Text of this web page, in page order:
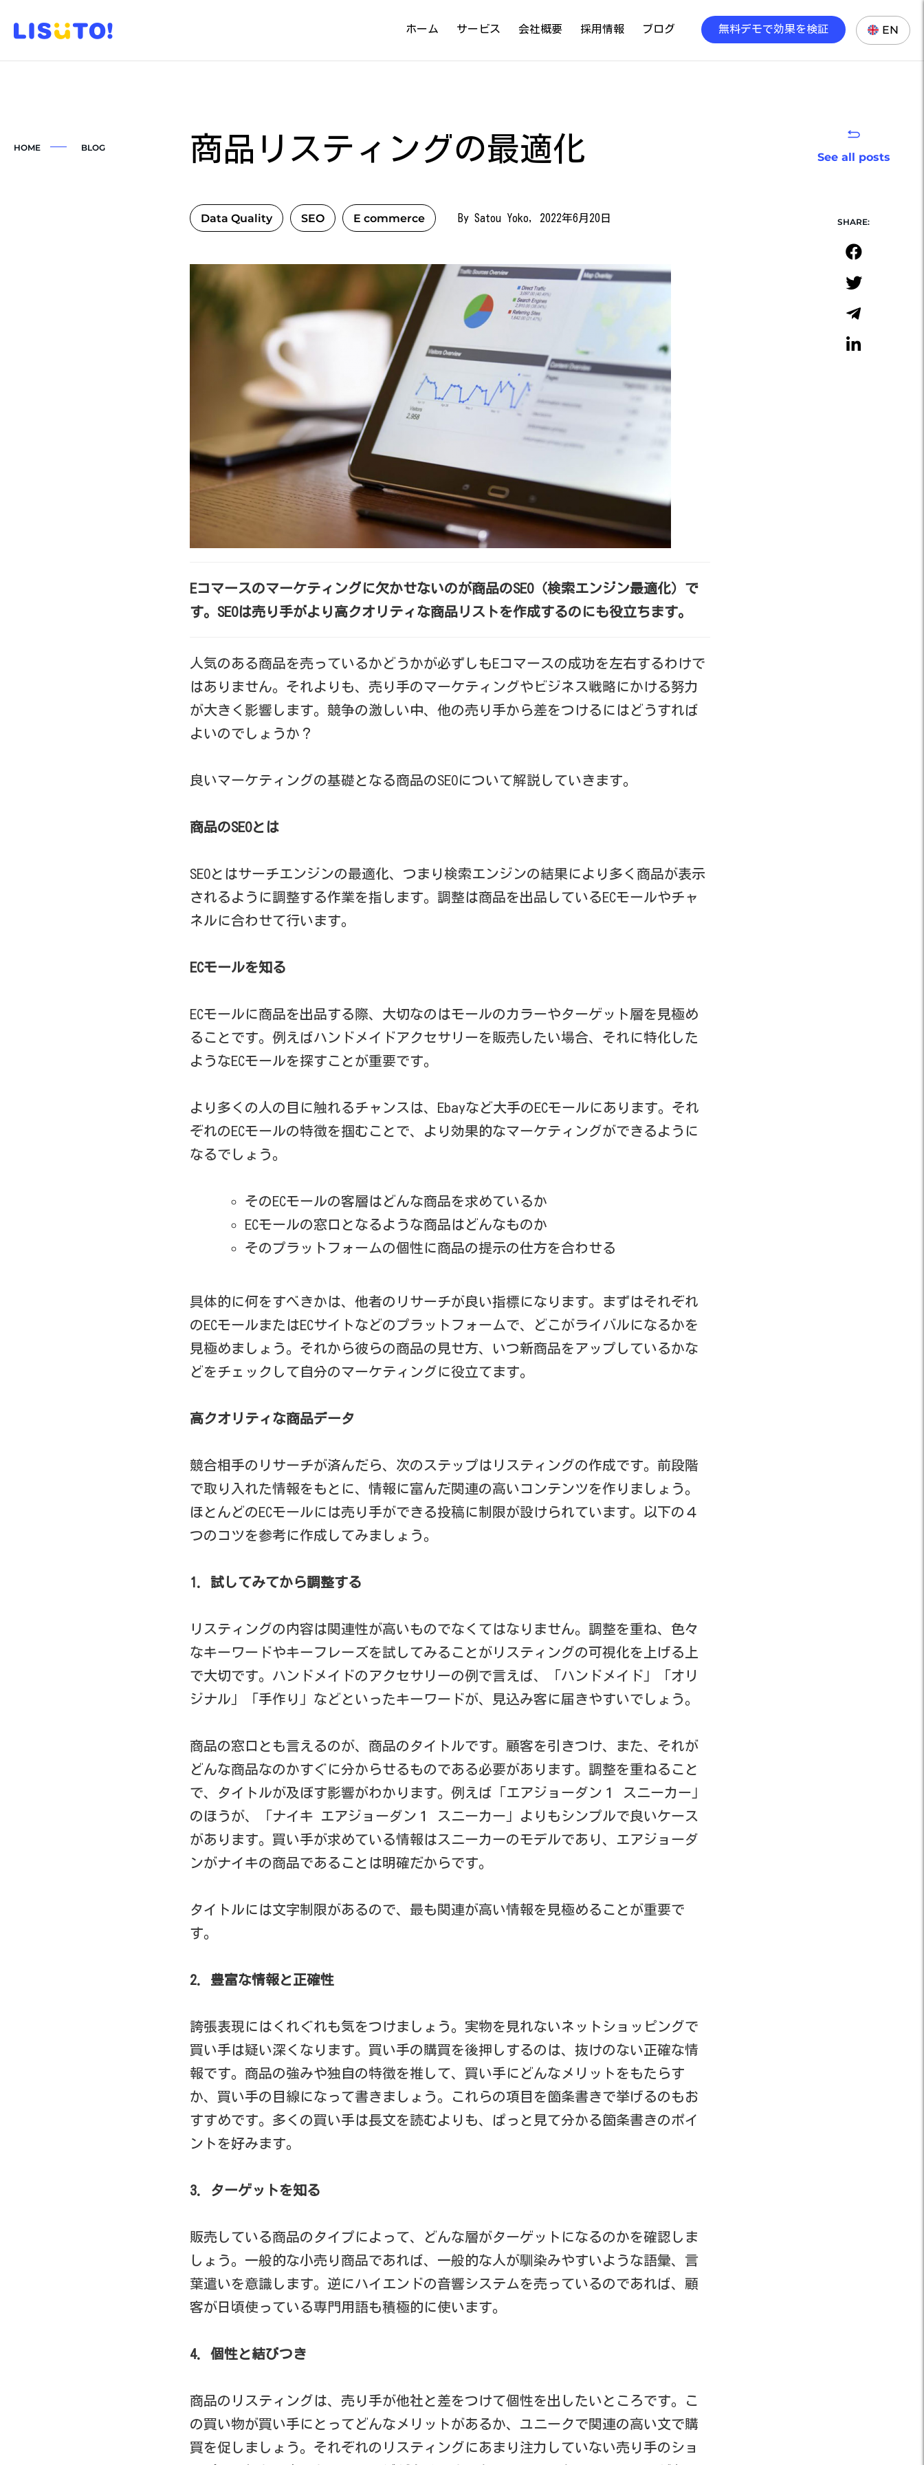
ホーム サービス 会社概要 採用情報 ブログ 無料デモで効果を検証 EN
HOME BLOG 商品リスティングの最適化
Data Quality SEO E commerce By Satou Yoko, 2022年6月20日
Eコマースのマーケティングに欠かせないのが商品のSEO（検索エンジン最適化）で
す。SEOは売り手がより高クオリティな商品リストを作成するのにも役立ちます。
人気のある商品を売っているかどうかが必ずしもEコマースの成功を左右するわけで
はありません。それよりも、売り手のマーケティングやビジネス戦略にかける努力
が大きく影響します。競争の激しい中、他の売り手から差をつけるにはどうすれば
よいのでしょうか？
良いマーケティングの基礎となる商品のSEOについて解説していきます。
商品のSEOとは
SEOとはサーチエンジンの最適化、つまり検索エンジンの結果により多く商品が表示
されるように調整する作業を指します。調整は商品を出品しているECモールやチャ
ネルに合わせて行います。
ECモールを知る
ECモールに商品を出品する際、大切なのはモールのカラーやターゲット層を見極め
ることです。例えばハンドメイドアクセサリーを販売したい場合、それに特化した
ようなECモールを探すことが重要です。
より多くの人の目に触れるチャンスは、Ebayなど大手のECモールにあります。それ
ぞれのECモールの特徴を掴むことで、より効果的なマーケティングができるように
なるでしょう。
そのECモールの客層はどんな商品を求めているか
ECモールの窓口となるような商品はどんなものか
そのプラットフォームの個性に商品の提示の仕方を合わせる
具体的に何をすべきかは、他者のリサーチが良い指標になります。まずはそれぞれ
のECモールまたはECサイトなどのプラットフォームで、どこがライバルになるかを
見極めましょう。それから彼らの商品の見せ方、いつ新商品をアップしているかな
どをチェックして自分のマーケティングに役立てます。
高クオリティな商品データ
競合相手のリサーチが済んだら、次のステップはリスティングの作成です。前段階
で取り入れた情報をもとに、情報に富んだ関連の高いコンテンツを作りましょう。
ほとんどのECモールには売り手ができる投稿に制限が設けられています。以下の４
つのコツを参考に作成してみましょう。
1. 試してみてから調整する
リスティングの内容は関連性が高いものでなくてはなりません。調整を重ね、色々
なキーワードやキーフレーズを試してみることがリスティングの可視化を上げる上
で大切です。ハンドメイドのアクセサリーの例で言えば、「ハンドメイド」「オリ
ジナル」「手作り」などといったキーワードが、見込み客に届きやすいでしょう。
商品の窓口とも言えるのが、商品のタイトルです。顧客を引きつけ、また、それが
どんな商品なのかすぐに分からせるものである必要があります。調整を重ねること
で、タイトルが及ぼす影響がわかります。例えば「エアジョーダン１ スニーカー」
のほうが、「ナイキ エアジョーダン１ スニーカー」よりもシンプルで良いケース
があります。買い手が求めている情報はスニーカーのモデルであり、エアジョーダ
ンがナイキの商品であることは明確だからです。
タイトルには文字制限があるので、最も関連が高い情報を見極めることが重要で
す。
2. 豊富な情報と正確性
誇張表現にはくれぐれも気をつけましょう。実物を見れないネットショッピングで
買い手は疑い深くなります。買い手の購買を後押しするのは、抜けのない正確な情
報です。商品の強みや独自の特徴を推して、買い手にどんなメリットをもたらす
か、買い手の目線になって書きましょう。これらの項目を箇条書きで挙げるのもお
すすめです。多くの買い手は長文を読むよりも、ぱっと見て分かる箇条書きのポイ
ントを好みます。
3. ターゲットを知る
販売している商品のタイプによって、どんな層がターゲットになるのかを確認しま
しょう。一般的な小売り商品であれば、一般的な人が馴染みやすいような語彙、言
葉遣いを意識します。逆にハイエンドの音響システムを売っているのであれば、顧
客が日頃使っている専門用語も積極的に使います。
4. 個性と結びつき
商品のリスティングは、売り手が他社と差をつけて個性を出したいところです。こ
の買い物が買い手にとってどんなメリットがあるか、ユニークで関連の高い文で購
買を促しましょう。それぞれのリスティングにあまり注力していない売り手のショ
See all posts
SHARE: